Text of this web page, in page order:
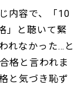
内容で、「10
」と聴いて緊
れなかった…と
格と言われま
と気づき恥ず